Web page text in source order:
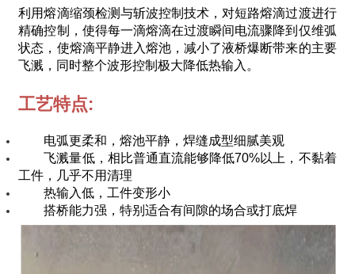
利用熔滴缩颈检测与斩波控制技术，对短路熔滴过渡进行
精确控制，使得每一滴熔滴在过渡瞬间电流骤降到仅维弧
状态，使熔滴平静进入熔池，减小了液桥爆断带来的主要
飞溅，同时整个波形控制极大降低热输入。
工艺特点:
电弧更柔和，熔池平静，焊缝成型细腻美观
飞溅量低，相比普通直流能够降低70%以上，不黏着
工件，几乎不用清理
热输入低，工件变形小
搭桥能力强，特别适合有间隙的场合或打底焊